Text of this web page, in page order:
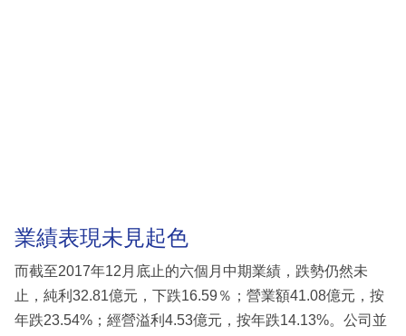
業績表現未見起色
而截至2017年12月底止的六個月中期業績，跌勢仍然未
止，純利32.81億元，下跌16.59％；營業額41.08億元，按
年跌23.54%；經營溢利4.53億元，按年跌14.13%。公司並